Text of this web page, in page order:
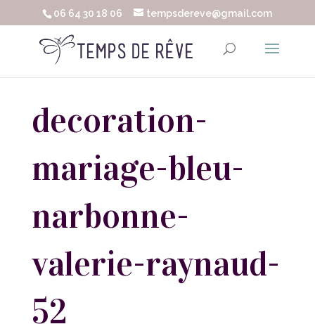
06 64 30 18 06 tempsdereve@gmail.com
decoration-
mariage-bleu-
narbonne-
valerie-raynaud-
52